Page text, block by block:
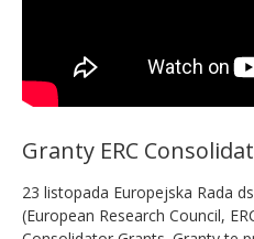
Granty ERC
23 listopada Europejska Rada
(European Research Council,